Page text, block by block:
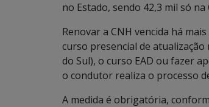
no Estado, sendo 42,3 mil só
Renovar a CNH vencida há
curso presencial de
do Sul), o curso EAD ou fazer
o condutor realiza o processo
A medida é obrigatória,